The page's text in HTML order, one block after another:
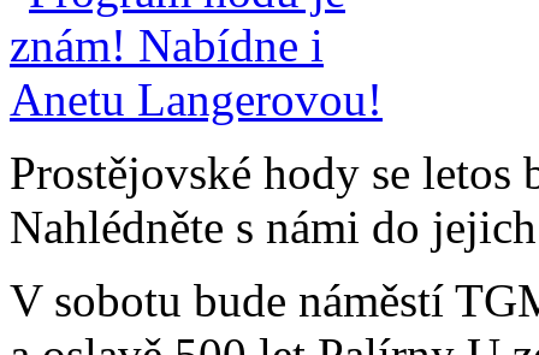
Prostějovské hody se
Nahlédněte s námi do
V sobotu bude náměstí